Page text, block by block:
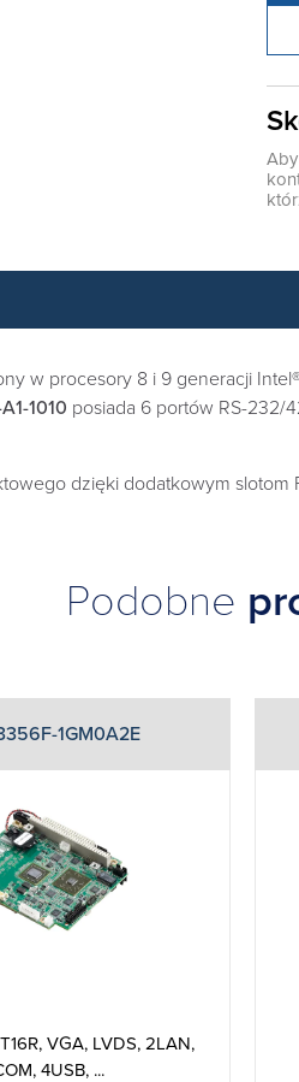
w procesory 8 i 9 generacji
1010 posiada 6 portów RS-232/
dzięki dodatkowym slotom
Podobne
1GM0A2E
VGA, LVDS, 2LAN,
4USB, ...